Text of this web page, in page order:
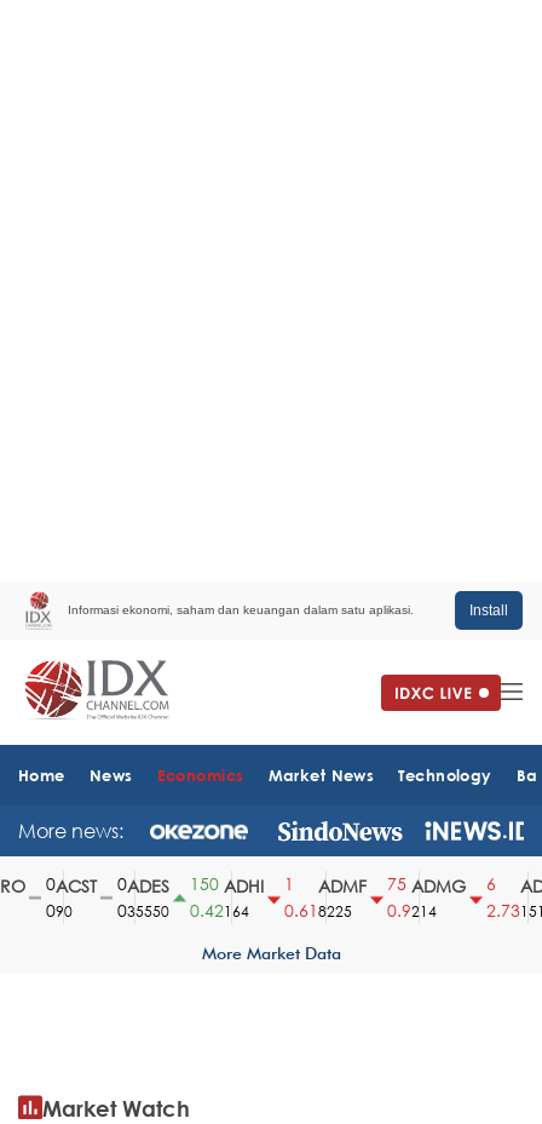
Informasi ekonomi, saham dan keuangan dalam satu aplikasi. Install
Home News Economics Market News Technology
More news:
ACST
90
ADES
35550
150
0.42
ADHI
164
0.61
ADMF
8225
75
0.9
ADMG
214
2.731510
More Market Data
Market Watch